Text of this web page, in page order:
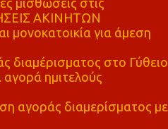
ΑΚΙΝΗΤΩΝ
μονοκατοικία για άμεση
διαμέρισματος στο Γύθειο
αγορά ημιτελούς
αγοράς διαμερίσματος με